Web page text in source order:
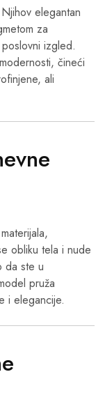
elegantan
za
izgled.
čineći
ali
obliku tela i nude
da ste u
pruža
i elegancije.